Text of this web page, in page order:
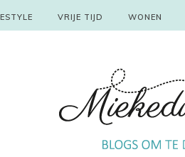
VRIJE TIJD WONEN